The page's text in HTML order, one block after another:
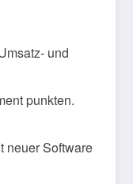
und
punkten.
neuer Software